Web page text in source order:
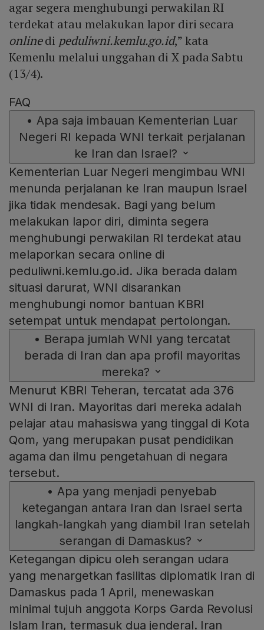
agar segera menghubungi perwakilan RI
terdekat atau melakukan lapor diri secara
onlinedi peduliwni.kemlu.go.id,” kata
Kemenlu melalui unggahan di X pada Sabtu
(13/4).
FAQ
• Apa saja imbauan Kementerian Luar
Negeri RI kepada WNI terkait perjalanan
ke Iran dan Israel?
Kementerian Luar Negeri mengimbau WNI
menunda perjalanan ke Iran maupun Israel
jika tidak mendesak. Bagi yang belum
melakukan lapor diri, diminta segera
menghubungi perwakilan RI terdekat atau
melaporkan secara online di
peduliwni.kemlu.go.id. Jika berada dalam
situasi darurat, WNI disarankan
menghubungi nomor bantuan KBRI
setempat untuk mendapat pertolongan.
• Berapa jumlah WNI yang tercatat
berada di Iran dan apa profil mayoritas
mereka?
Menurut KBRI Teheran, tercatat ada 376
WNI di Iran. Mayoritas dari mereka adalah
pelajar atau mahasiswa yang tinggal di Kota
Qom, yang merupakan pusat pendidikan
agama dan ilmu pengetahuan di negara
tersebut.
• Apa yang menjadi penyebab
ketegangan antara Iran dan Israel serta
langkah-langkah yang diambil Iran setelah
serangan di Damaskus?
Ketegangan dipicu oleh serangan udara
yang menargetkan fasilitas diplomatik Iran di
Damaskus pada 1 April, menewaskan
minimal tujuh anggota Korps Garda Revolusi
Islam Iran, termasuk dua jenderal. Iran